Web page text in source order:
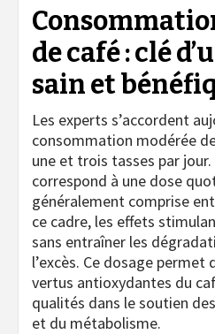
de café : clé
sain et
Les experts s’accordent
consommation modérée
une et trois tasses par
correspond à une dose
généralement comprise
ce cadre, les effets
sans entraîner les
l’excès. Ce dosage
vertus antioxydantes du
qualités dans le soutien
et du métabolisme.